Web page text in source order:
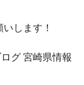
します！